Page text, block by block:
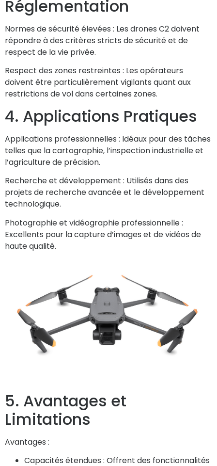
Réglementation
Normes de sécurité élevées : Les drones C2 doivent
répondre à des critères stricts de sécurité et de
respect de la vie privée.
Respect des zones restreintes : Les opérateurs
doivent être particulièrement vigilants quant aux
restrictions de vol dans certaines zones.
4. Applications Pratiques
Applications professionnelles : Idéaux pour des tâches
telles que la cartographie, l’inspection industrielle et
l’agriculture de précision.
Recherche et développement : Utilisés dans des
projets de recherche avancée et le développement
technologique.
Photographie et vidéographie professionnelle :
Excellents pour la capture d’images et de vidéos de
haute qualité.
5. Avantages et
Limitations
Avantages :
Capacités étendues : Offrent des fonctionnalités